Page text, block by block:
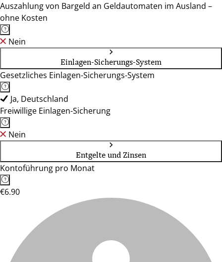
Auszahlung von Bargeld an Geldautomaten im Ausland –
ohne Kosten
Nein
Einlagen-Sicherungs-System
Gesetzliches Einlagen-Sicherungs-System
Ja, Deutschland
Freiwillige Einlagen-Sicherung
Nein
Entgelte und Zinsen
Kontoführung pro Monat
€6.90